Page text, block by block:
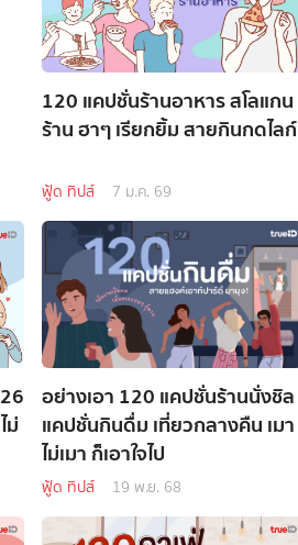
120 แคปชั่นร้านอาหาร สโลแกน
ร้าน ฮาๆ เรียกยิ้ม สายกินกดไลก์
ฟู้ด ทิปส์ 7 ม.ค. 69
ม่
อย่างเอา 120 แคปชั่นร้านนั่งชิล
แคปชั่นกินดื่ม เที่ยวกลางคืน เมา
ไม่เมา ก็เอาใจไป
ฟู้ด ทิปส์ 19 พ.ย. 68